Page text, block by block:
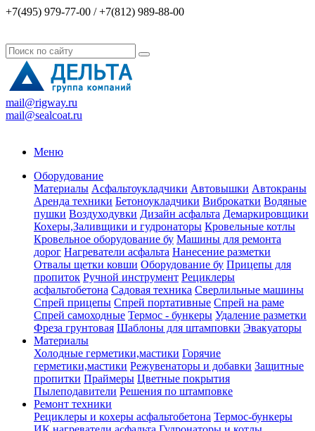
+7(495) 979-77-00 / +7(812) 989-88-00
mail@rigway.ru
mail@sealcoat.ru
Меню
Оборудование
Материалы Асфальтоукладчики Автовышки Автокраны
Аренда техники Бетоноукладчики Виброкатки Водяные
пушки Воздуходувки Дизайн асфальта Демаркировщики
Кохеры,Заливщики и гудронаторы Кровельные котлы
Кровельное оборудование бу Машины для ремонта
дорог Нагреватели асфальта Нанесение разметки
Отвалы щетки ковши Оборудование бу Прицепы для
пропиток Ручной инструмент Рециклеры
асфальтобетона Садовая техника Сверлильные машины
Спрей прицепы Спрей портативные Спрей на раме
Спрей самоходные Термос - бункеры Удаление разметки
Фреза грунтовая Шаблоны для штамповки Эвакуаторы
Материалы
Холодные герметики,мастики Горячие
герметики,мастики Режувенаторы и добавки Защитные
пропитки Праймеры Цветные покрытия
Пылеподавители Решения по штамповке
Ремонт техники
Рециклеры и кохеры асфальтобетона Термос-бункеры